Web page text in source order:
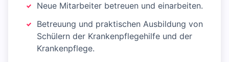
Neue Mitarbeiter betreuen und einarbeiten.
Betreuung und praktischen Ausbildung von
Schülern der Krankenpflegehilfe und der
Krankenpflege.